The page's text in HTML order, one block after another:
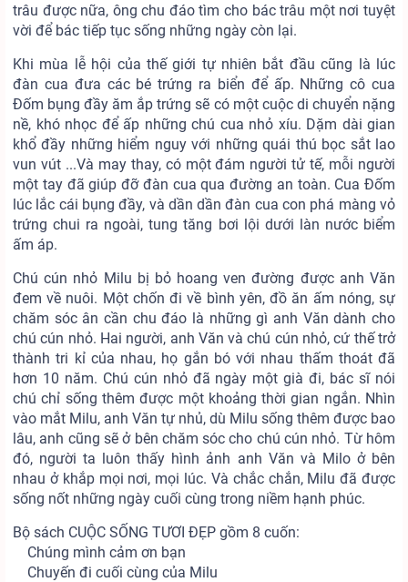
trâu được nữa, ông chu đáo tìm cho bác trâu một nơi tuyệt
vời để bác tiếp tục sống những ngày còn lại.
Khi mùa lễ hội của thế giới tự nhiên bắt đầu cũng là lúc
đàn cua đưa các bé trứng ra biển để ấp. Những cô cua
Đốm bụng đầy ăm ắp trứng sẽ có một cuộc di chuyển nặng
nề, khó nhọc để ấp những chú cua nhỏ xíu. Dặm dài gian
khổ đầy những hiểm nguy với những quái thú bọc sắt lao
vun vút ...Và may thay, có một đám người tử tế, mỗi người
một tay đã giúp đỡ đàn cua qua đường an toàn. Cua Đốm
lúc lắc cái bụng đầy, và dần dần đàn cua con phá màng vỏ
trứng chui ra ngoài, tung tăng bơi lội dưới làn nước biểm
ấm áp.
Chú cún nhỏ Milu bị bỏ hoang ven đường được anh Văn
đem về nuôi. Một chốn đi về bình yên, đồ ăn ấm nóng, sự
chăm sóc ân cần chu đáo là những gì anh Văn dành cho
chú cún nhỏ. Hai người, anh Văn và chú cún nhỏ, cứ thế trở
thành tri kỉ của nhau, họ gắn bó với nhau thấm thoát đã
hơn 10 năm. Chú cún nhỏ đã ngày một già đi, bác sĩ nói
chú chỉ sống thêm được một khoảng thời gian ngắn. Nhìn
vào mắt Milu, anh Văn tự nhủ, dù Milu sống thêm được bao
lâu, anh cũng sẽ ở bên chăm sóc cho chú cún nhỏ. Từ hôm
đó, người ta luôn thấy hình ảnh anh Văn và Milo ở bên
nhau ở khắp mọi nơi, mọi lúc. Và chắc chắn, Milu đã được
sống nốt những ngày cuối cùng trong niềm hạnh phúc.
Bộ sách CUỘC SỐNG TƯƠI ĐẸP gồm 8 cuốn:
Chúng mình cảm ơn bạn
Chuyến đi cuối cùng của Milu